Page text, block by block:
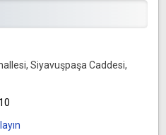
Siyavuşpaşa Caddesi,